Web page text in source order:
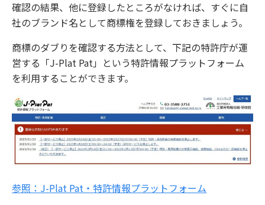
確認の結果、他に登録したところがなければ、すぐに自
社のブランド名として商標権を登録しておきましょう。
商標のダブりを確認する方法として、下記の特許庁が運
営する「J-Plat Pat」という特許情報プラットフォーム
を利用することができます。
参照：J-Plat Pat・特許情報プラットフォーム